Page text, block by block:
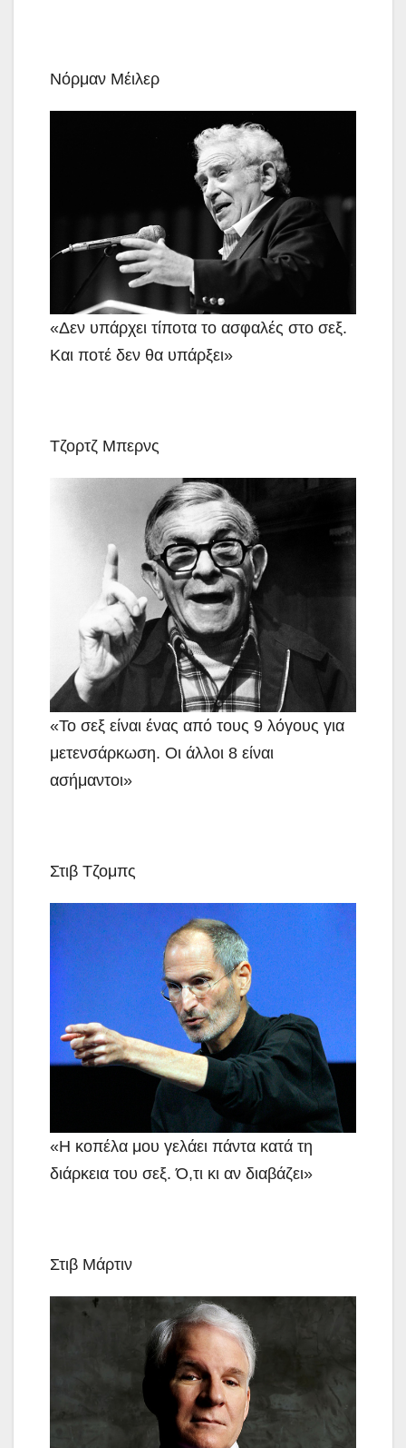
Νόρμαν Μέιλερ
«Δεν υπάρχει τίποτα το ασφαλές στο σεξ.
Και ποτέ δεν θα υπάρξει»
Τζορτζ Μπερνς
«Το σεξ είναι ένας από τους 9 λόγους για
μετενσάρκωση. Οι άλλοι 8 είναι
ασήμαντοι»
Στιβ Τζομπς
«Η κοπέλα μου γελάει πάντα κατά τη
διάρκεια του σεξ. Ό,τι κι αν διαβάζει»
Στιβ Μάρτιν